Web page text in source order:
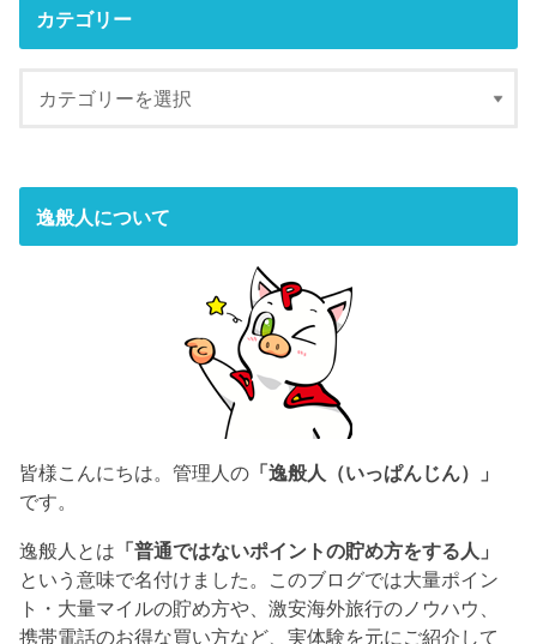
カテゴリー
逸般人について
皆様こんにちは。管理人の 「逸般人（いっぱんじん）」
です。
逸般人とは 「普通ではないポイントの貯め方をする人」
という意味で名付けました。このブログでは大量ポイン
ト・大量マイルの貯め方や、激安海外旅行のノウハウ、
携帯電話のお得な買い方など、実体験を元にご紹介して